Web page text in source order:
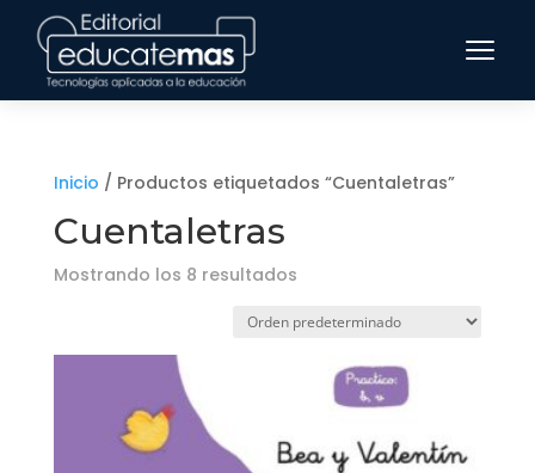
Inicio / Productos etiquetados “Cuentaletras”
Cuentaletras
Mostrando los 8 resultados